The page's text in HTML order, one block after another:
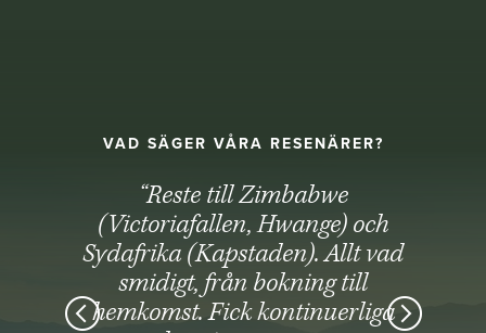
VAD SÄGER VÅRA RESENÄRER?
“Reste till Zimbabwe
(Victoriafallen, Hwange) och
Sydafrika (Kapstaden). Allt vad
smidigt, från bokning till
hemkomst. Fick kontinuerliga